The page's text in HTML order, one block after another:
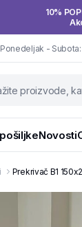
10%
- Subota:
Novosti
Prekrivač B1